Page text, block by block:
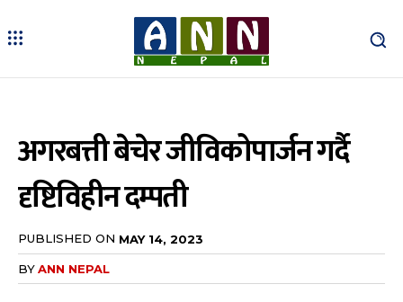
अगरबत्ती बेचेर जीविकोपार्जन गर्दै
दृष्टिविहीन दम्पती
PUBLISHED ON MAY 14, 2023
BYANN NEPAL